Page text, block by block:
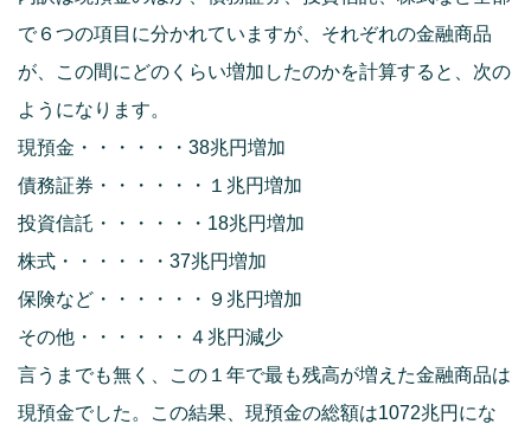
で６つの項目に分かれていますが、それぞれの金融商品
が、この間にどのくらい増加したのかを計算すると、次の
ようになります。
現預金・・・・・・38兆円増加
債務証券・・・・・・１兆円増加
投資信託・・・・・・18兆円増加
株式・・・・・・37兆円増加
保険など・・・・・・９兆円増加
その他・・・・・・４兆円減少
言うまでも無く、この１年で最も残高が増えた金融商品は
現預金でした。この結果、現預金の総額は1072兆円にな